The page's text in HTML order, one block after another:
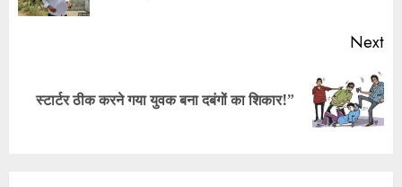
Next
स्टार्टर ठीक करने गया युवक बना दबंगों का शिकार!”